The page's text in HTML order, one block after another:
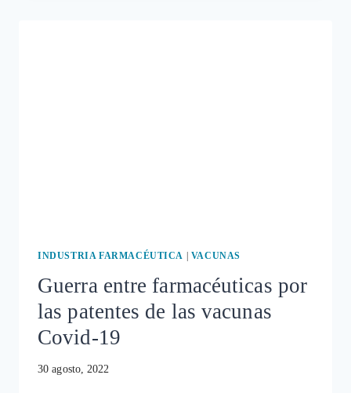
INDUSTRIA FARMACÉUTICA | VACUNAS
Guerra entre farmacéuticas por
las patentes de las vacunas
Covid-19
30 agosto, 2022